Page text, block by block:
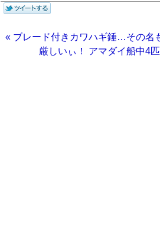
« ブレード付きカワハギ錘…その名
厳しいぃ！ アマダイ船中4